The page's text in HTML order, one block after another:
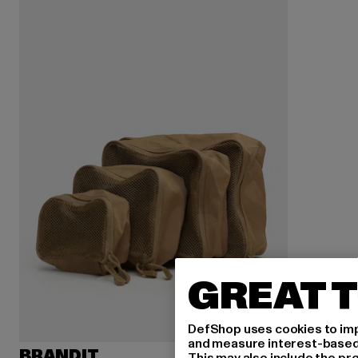
GREAT
DefShop uses cookies to
and measure interest-